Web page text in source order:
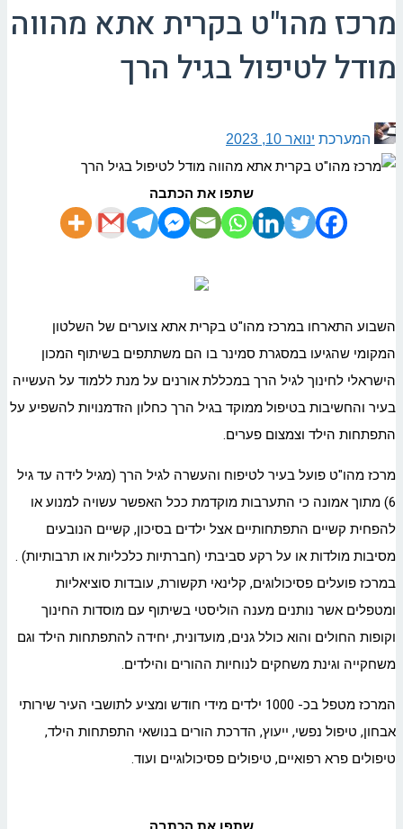
מרכז מהו"ט בקרית אתא מהווה
מודל לטיפול בגיל הרך
המערכת ינואר 10, 2023
שתפו את הכתבה
השבוע התארחו במרכז מהו"ט בקרית אתא צוערים של השלטון
המקומי שהגיעו במסגרת סמינר בו הם משתתפים בשיתוף המכון
הישראלי לחינוך לגיל הרך במכללת אורנים על מנת ללמוד על העשייה
בעיר והחשיבות בטיפול ממוקד בגיל הרך כחלון הזדמנויות להשפיע על
התפתחות הילד וצמצום פערים.
מרכז מהו"ט פועל בעיר לטיפוח והעשרה לגיל הרך (מגיל לידה עד גיל
6) מתוך אמונה כי התערבות מוקדמת ככל האפשר עשויה למנוע או
להפחית קשיים התפתחותיים אצל ילדים בסיכון, קשיים הנובעים
מסיבות מולדות או על רקע סביבתי (חברתיות כלכליות או תרבותיות) .
במרכז פועלים פסיכולוגים, קלינאי תקשורת, עובדות סוציאליות
ומטפלים אשר נותנים מענה הוליסטי בשיתוף עם מוסדות החינוך
וקופות החולים והוא כולל גנים, מועדונית, יחידה להתפתחות הילד וגם
משחקייה וגינת משחקים לנוחיות ההורים והילדים.
המרכז מטפל בכ- 1000 ילדים מידי חודש ומציע לתושבי העיר שירותי
אבחון, טיפול נפשי, ייעוץ, הדרכת הורים בנושאי התפתחות הילד,
טיפולים פרא רפואיים, טיפולים פסיכולוגיים ועוד.